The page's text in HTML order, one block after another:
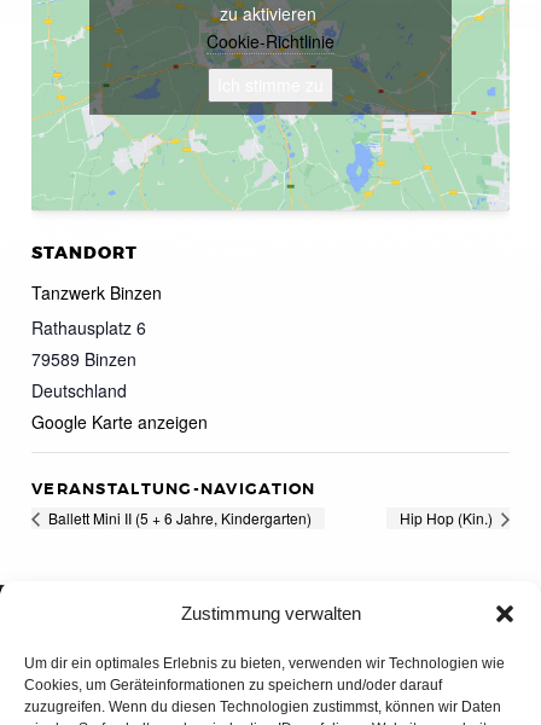
Zustimmung verwalten
Um dir ein optimales Erlebnis zu bieten, verwenden wir Technologien wie
Cookies, um Geräteinformationen zu speichern und/oder darauf
zuzugreifen. Wenn du diesen Technologien zustimmst, können wir Daten
STANDORT
Tanzwerk Binzen
Rathausplatz 6
79589 Binzen
Deutschland
Google Karte anzeigen
zu aktivieren
Cookie-Richtlinie
VERANSTALTUNG-NAVIGATION
Ballett Mini II (5 + 6 Jahre, Kindergarten) Hip Hop (Kin.)